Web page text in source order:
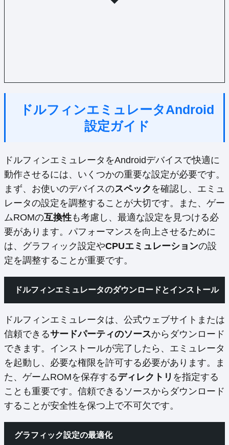
ドルフィンエミュレータAndroid
設定ガイド
ドルフィンエミュレータをAndroidデバイスで快適に
動作させるには、いくつかの重要な設定が必要です。
まず、お使いのデバイスのスペック を確認し、エミュ
レータの設定を調整することが大切です。また、ゲー
ムROMの互換性も考慮し、最適な設定を見つける必
要があります。パフォーマンスを向上させるために
は、グラフィック設定やCPUエミュレーションの設
定を調整することが重要です。
ドルフィンエミュレータのダウンロードとインストール
ドルフィンエミュレータは、公式ウェブサイトまたは
信頼できるサードパーティのソースからダウンロード
できます。インストールが完了したら、エミュレータ
を起動し、必要な権限を許可する必要があります。ま
た、ゲームROMを保存するディレクトリ を指定する
ことも重要です。信頼できるソースからダウンロード
することが安全性を保つ上で不可欠です。
グラフィック設定の最適化